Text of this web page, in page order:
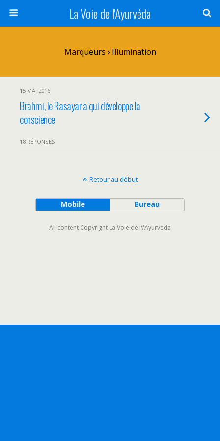
La Voie de l'Ayurvéda
Marqueurs › Illumination
15 MAI 2016
Brahmi, le Rasayana qui développe la
conscience
18 RÉPONSES
Retour au début
Mobile Bureau
All content Copyright La Voie de l\'Ayurvéda